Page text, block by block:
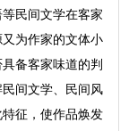
民间文学在客家
为作家的文体小
备客家味道的判
间文学、民间风
征，使作品焕发